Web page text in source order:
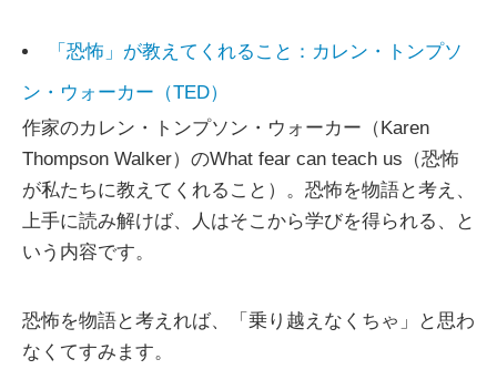
「恐怖」が教えてくれること：カレン・トンプソ
ン・ウォーカー（TED）
作家のカレン・トンプソン・ウォーカー（Karen
Thompson Walker）のWhat fear can teach us（恐怖
が私たちに教えてくれること）。恐怖を物語と考え、
上手に読み解けば、人はそこから学びを得られる、と
いう内容です。
恐怖を物語と考えれば、「乗り越えなくちゃ」と思わ
なくてすみます。